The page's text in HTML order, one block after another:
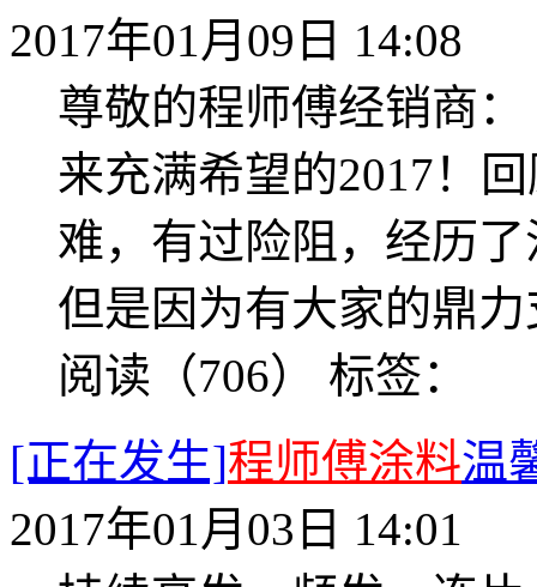
2017年01月09日 14:08
尊敬的程师傅经销商
来充满希望的2017！
难，有过险阻，经历
但是因为有大家的鼎
阅读（706） 标签：
[正在发生]程师傅涂料温
2017年01月03日 14:01